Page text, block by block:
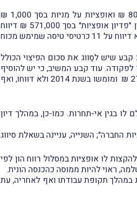
לשנת-המס 2014 הוא דיווח על תשלום פדיון החופשה בסך 800,369 ₪ ואופציות על מניות בסך 1,000 ₪
כהכנסת עבודה. לעומת זאת, על התשלומים בעבור התחייבותו לסודיות ולאי-תחרות בסך 696,000 ₪ וכן על הפיצוי בגין "פדיון אופציות" בסך 571,000 ₪ דיווח
המערער כהכנסה הונית. על התשלום בסך 50,000 ₪ בגין "עוגמת נפש" דיווח המערער כהכנסה הפטורה ממס. המערער לא דיווח על 11 כרטיסי טיסה שמימש מכוח
המשיב לא קיבל את האופן שבו סיוֵוג המערער את רכיבי הפיצוי השונים לצרכי מס, ובמסגרת השומה לשנת-המס 2014 קבע שיש לסַווג את סכום הפיצוי הכולל
שקיבל המערער מהחברה כהכנסת עבודה לפי סעיף 2(2 )לפקודת מס הכנסה, כך שיחויב בשיעור מס שולי לפי סעיף 121 לפקודה. עוד קבע המשיב, כי יש להוסיף
להכנסת העבודה את שווי טובת ההנאה שנבעה למערער ממימוש 11 כרטיסי טיסה שניתנו לו על-ידי החברה בשווי 275,498 ₪ ומומשו בשנת 2014 ולא דוּוחו, ואף
בגין אי-תחרות. כמו-כן, במהלך דיון
בגין "פדיון אופציות למניות החברה"; השנייה, עניינה בשאלת סיווג
לו אופציות במסלול רווח הון לפי
מהתעמרות במהלך תקופת עבודתו ואף לאחריה, עת